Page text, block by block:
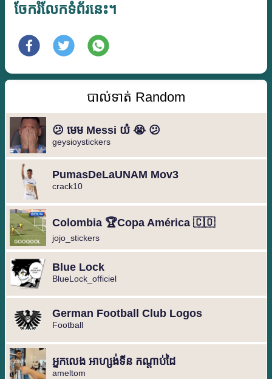
ចែករំលែកទំព័រនេះ។
បាល់ទាត់ Random
😕 មេម​ Messi យំ 😭 😕
geysioystickers
️PumasDeLaUNAM Mov3
crack10 ️
Colombia 🏆Copa América 🇨🇴
jojo_stickers
Blue Lock
BlueLock_officiel
German Football Club Logos
Football
អ្នកលេង អាហ្សង់ទីន កណ្តាប់ដៃ
ameltom